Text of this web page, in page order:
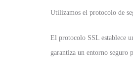
Utilizamos el protocolo de
El protocolo SSL establece
garantiza un entorno seguro